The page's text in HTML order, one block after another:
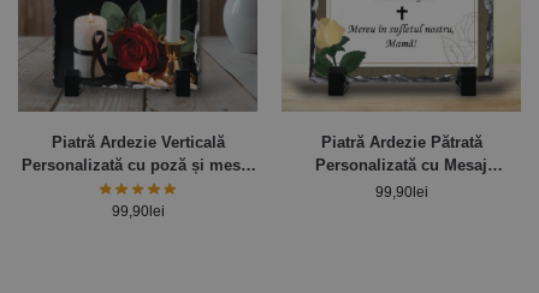
Piatră Ardezie Verticală
Personalizată cu poză și mesaj
Comemorativ
99,90lei
Piatră Ardezie Pătrată
Personalizată cu Mesaj
Comemorativ
99,90 lei